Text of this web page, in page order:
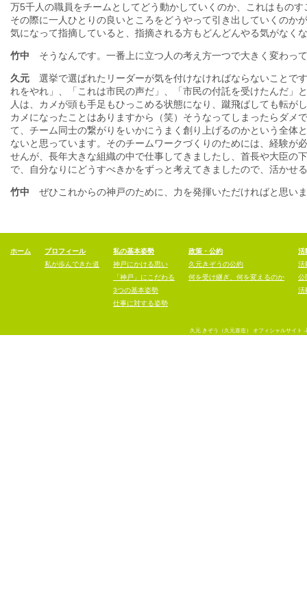
万5千人の職員をチームとしてどう動かしていくのか、これはもの
その際に一人ひとりの良いところをどうやって引き出していくのか
気になって指摘していると、指摘される方もどんどんやる気がなく
竹中 そうなんです。一番上に立つ人の考え方一つで大きく変わっ
久元 選挙で選ばれたリーダーが気を付けなければならないことで
れをやれ」、「これは市民の声だ」、「市民の付託を受けたんだ」
人は、カメが頭も手足もひっこめる状態になり、蹴飛ばしても転が
カメになったことはありますから（笑）そうなってしまったらダメ
て、チーム同士の繋がりをいかにうまく創り上げるのかという全体
ないと思っています。そのチームワークづくりのためには、経験が
せんが、長年大きな組織の中で仕事してきましたし、首長や大臣の
で、自分なりにどうすべきかをずっと考えてきましたので、活かせ
竹中 ぜひこれからの神戸のために、力を発揮いただければと思い
ホーム
プロフィール
私が歩んできた道
私の基本姿勢
神戸にかける思い
「神戸」にこだわる
3つの基本姿勢
仕事に対する姿勢
政策・公約
久元きぞうの公約
何を受け継ぎ、何を変えるのか
活
活
公
活
久元 きぞう（久元喜造） オフィシャルサイト -